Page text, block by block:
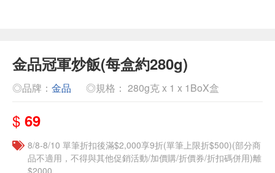
金品冠軍炒飯(每盒約280g)
◎品牌： 金品 ◎規格： 280g克 x 1 x 1BoX盒
$ 69
8/8-8/10 單筆折扣後滿$2,000享9折(單筆上限折$500)(部分商
品不適用，不得與其他促銷活動/加價購/折價券/折扣碼併用)離
$2000